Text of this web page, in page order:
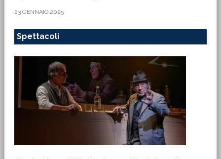
23 GENNAIO 2025
Spettacoli